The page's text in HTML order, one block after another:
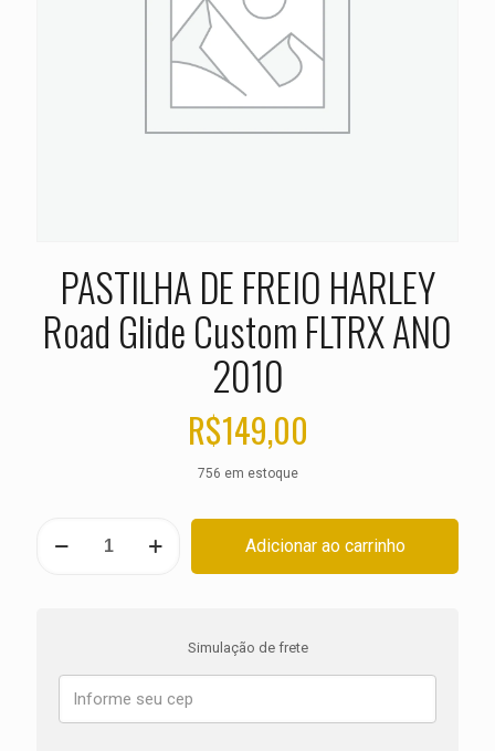
PASTILHA DE FREIO HARLEY
Road Glide Custom FLTRX ANO
2010
R$149,00
756 em estoque
FLTRX
2010
Adicionar ao carrinho
Simulação de frete